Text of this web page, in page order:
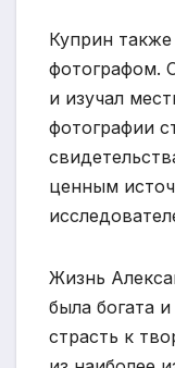
Куприн
фотографом.
и изучал
фотографии
ценным
Жизнь
была богата
страсть к